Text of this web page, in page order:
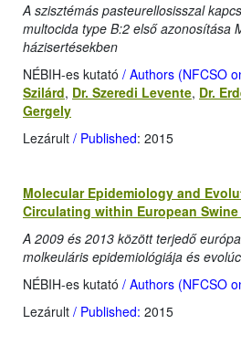
A szisztémás pasteurellosisszal
multocida type B:2 első azonosítása
házisertésekben
NÉBIH-es kutató / Authors (NFCSO
Szilárd, Dr. Szeredi Levente, Dr.
Gergely
Lezárult / Published: 2015
Molecular Epidemiology and
Circulating within European
A 2009 és 2013 között terjedő
molkeuláris epidemiológiája és
NÉBIH-es kutató / Authors (NFCSO
Lezárult / Published: 2015